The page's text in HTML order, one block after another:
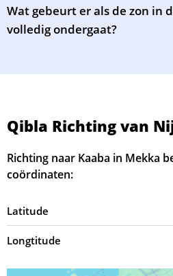
Wat gebeurt er als de zon in
volledig ondergaat?
Qibla Richting van
Richting naar Kaaba in Mekka
coördinaten:
Latitude
Longtitude